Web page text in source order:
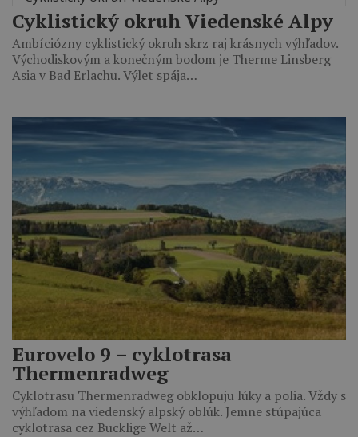
Cyklistický okruh Viedenské Alpy
Ambíciózny cyklistický okruh skrz raj krásnych výhľadov.
Východiskovým a konečným bodom je Therme Linsberg
Asia v Bad Erlachu. Výlet spája…
Eurovelo 9 – cyklotrasa
Thermenradweg
Cyklotrasu Thermenradweg obklopuju lúky a polia. Vždy s
výhľadom na viedenský alpský oblúk. Jemne stúpajúca
cyklotrasa cez Bucklige Welt až…